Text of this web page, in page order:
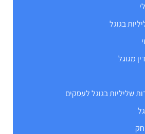
בגוגל
מגוגל
שליליות בגוגל לעסקים